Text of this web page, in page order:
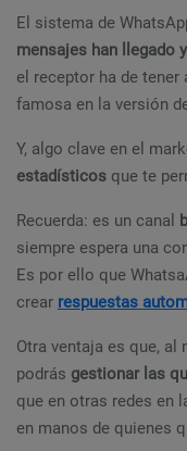
El sistema de
mensajes han llegado
el receptor ha de
famosa en la versión
Y, algo clave en el
estadísticos que te
Recuerda: es un canal
siempre espera una
Es por ello que
crear respuestas
Otra ventaja es que, al
podrás gestionar las
que en otras redes en
en manos de quienes